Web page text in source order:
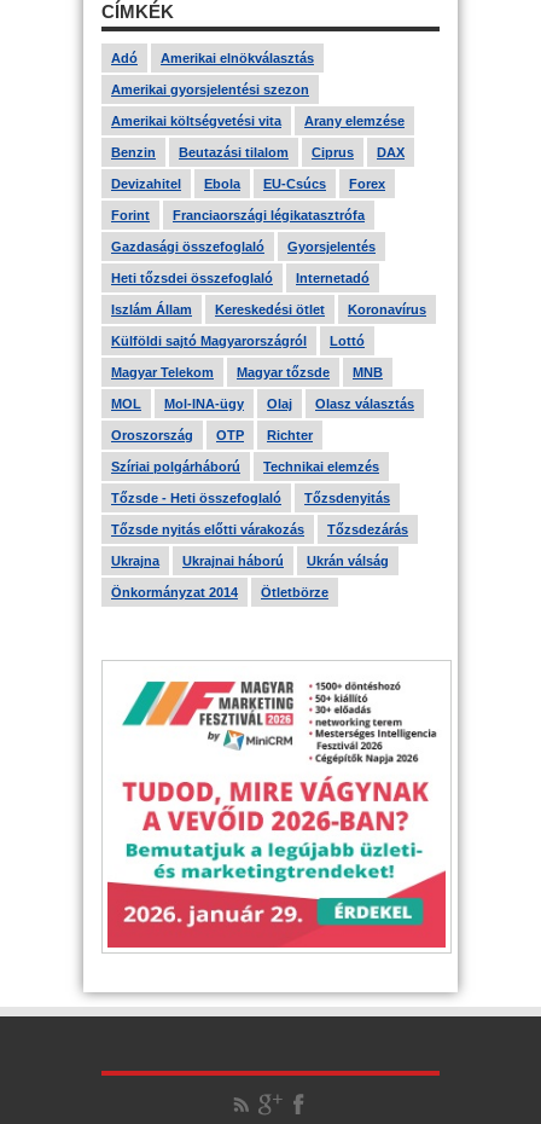
CÍMKÉK
Adó Amerikai elnökválasztás
Amerikai gyorsjelentési szezon
Amerikai költségvetési vita Arany elemzése
Benzin Beutazási tilalom Ciprus DAX
Devizahitel Ebola EU-Csúcs Forex
Forint Franciaországi légikatasztrófa
Gazdasági összefoglaló Gyorsjelentés
Heti tőzsdei összefoglaló Internetadó
Iszlám Állam Kereskedési ötlet Koronavírus
Külföldi sajtó Magyarországról Lottó
Magyar Telekom Magyar tőzsde MNB
MOL Mol-INA-ügy Olaj Olasz választás
Oroszország OTP Richter
Szíriai polgárháború Technikai elemzés
Tőzsde - Heti összefoglaló Tőzsdenyitás
Tőzsde nyitás előtti várakozás Tőzsdezárás
Ukrajna Ukrajnai háború Ukrán válság
Önkormányzat 2014 Ötletbörze